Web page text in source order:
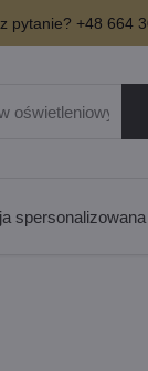
pytanie? +48 664
spersonalizowana